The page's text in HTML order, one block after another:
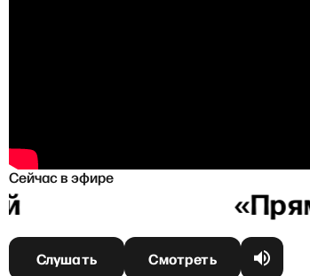
Сейчас в эфире
Слушать
Смотреть